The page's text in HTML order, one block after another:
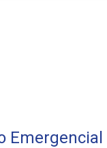
Emergencial